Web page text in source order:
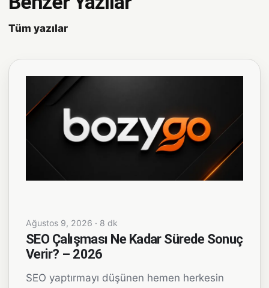
Tüm yazılar
Ağustos 9, 2026 · 8 dk
SEO Çalışması Ne Kadar Sürede Sonuç
Verir? – 2026
SEO yaptırmayı düşünen hemen herkesin